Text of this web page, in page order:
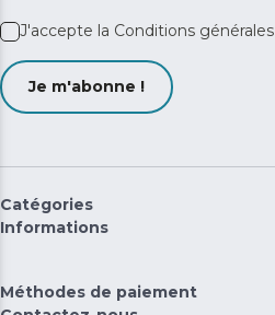
J'accepte la Conditions générales
Je m'abonne !
Catégories
Informations
Méthodes de paiement